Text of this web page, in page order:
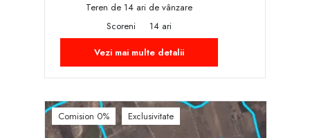
Teren de 14 ari de vânzare
Scoreni
14 ari
Vezi mai multe detalii
Comision 0% Exclusivitate